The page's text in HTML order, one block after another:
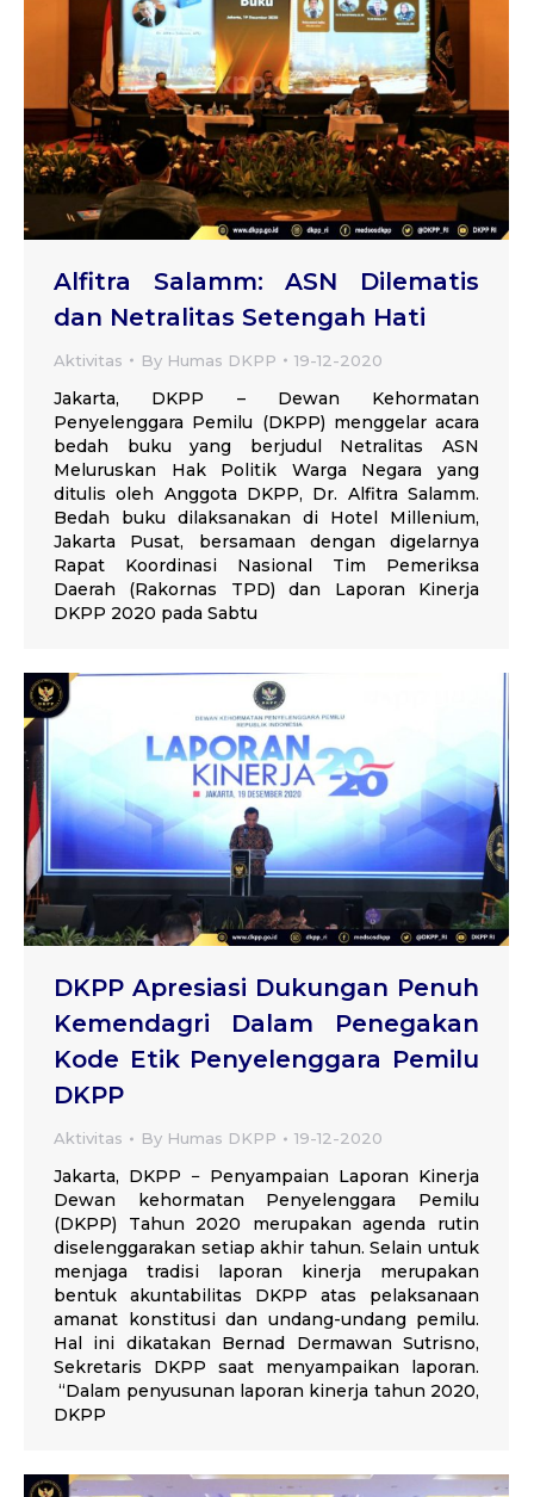
Alfitra Salamm: ASN Dilematis
dan Netralitas Setengah Hati
Aktivitas By Humas DKPP 19-12-2020
Jakarta, DKPP – Dewan Kehormatan
Penyelenggara Pemilu (DKPP) menggelar acara
bedah buku yang berjudul Netralitas ASN
Meluruskan Hak Politik Warga Negara yang
ditulis oleh Anggota DKPP, Dr. Alfitra Salamm.
Bedah buku dilaksanakan di Hotel Millenium,
Jakarta Pusat, bersamaan dengan digelarnya
Rapat Koordinasi Nasional Tim Pemeriksa
Daerah (Rakornas TPD) dan Laporan Kinerja
DKPP 2020 pada Sabtu
DKPP Apresiasi Dukungan Penuh
Kemendagri Dalam Penegakan
Kode Etik Penyelenggara Pemilu
DKPP
Aktivitas By Humas DKPP 19-12-2020
Jakarta, DKPP − Penyampaian Laporan Kinerja
Dewan kehormatan Penyelenggara Pemilu
(DKPP) Tahun 2020 merupakan agenda rutin
diselenggarakan setiap akhir tahun. Selain untuk
menjaga tradisi laporan kinerja merupakan
bentuk akuntabilitas DKPP atas pelaksanaan
amanat konstitusi dan undang-undang pemilu.
Hal ini dikatakan Bernad Dermawan Sutrisno,
Sekretaris DKPP saat menyampaikan laporan.
“Dalam penyusunan laporan kinerja tahun 2020,
DKPP